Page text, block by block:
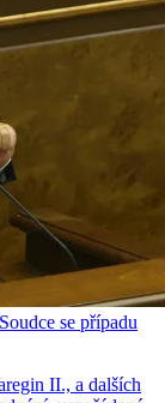
se případu
II., a dalších